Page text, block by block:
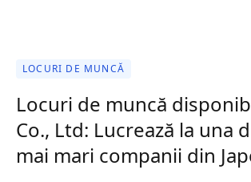
LOCURI DE MUNCĂ
Locuri de muncă
Co., Ltd: Lucrează la una
mai mari companii din